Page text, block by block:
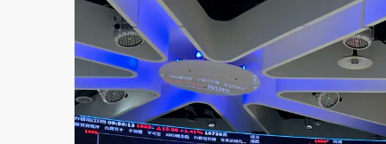
父親節泡湯了！中颱白海豚雨彈轟3天 「